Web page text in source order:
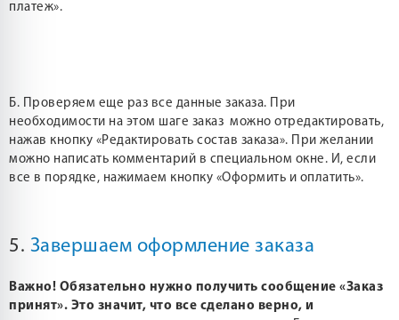
платеж».
Б. Проверяем еще раз все данные заказа. При
необходимости на этом шаге заказ можно отредактировать,
нажав кнопку «Редактировать состав заказа». При желании
можно написать комментарий в специальном окне. И, если
все в порядке, нажимаем кнопку «Оформить и оплатить».
5. Завершаем оформление заказа
Важно! Обязательно нужно получить сообщение «Заказ
принят». Это значит, что все сделано верно, и